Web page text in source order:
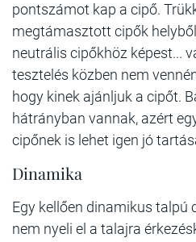
pontszámot kap a cipő.
megtámasztott cipők
neutrális cipőkhöz képest...
tesztelés közben nem
hogy kinek ajánljuk a cipőt.
hátrányban vannak, azért
cipőnek is lehet igen jó
Dinamika
Egy kellően dinamikus talpú
nem nyeli el a talajra